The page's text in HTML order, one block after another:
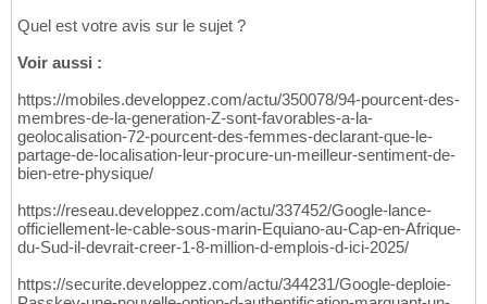
Quel est votre avis sur le sujet ?
Voir aussi :
https://mobiles.developpez.com/actu/350078/94-pourcent-des-
membres-de-la-generation-Z-sont-favorables-a-la-
geolocalisation-72-pourcent-des-femmes-declarant-que-le-
partage-de-localisation-leur-procure-un-meilleur-sentiment-de-
bien-etre-physique/
https://reseau.developpez.com/actu/337452/Google-lance-
officiellement-le-cable-sous-marin-Equiano-au-Cap-en-Afrique-
du-Sud-il-devrait-creer-1-8-million-d-emplois-d-ici-2025/
https://securite.developpez.com/actu/344231/Google-deploie-